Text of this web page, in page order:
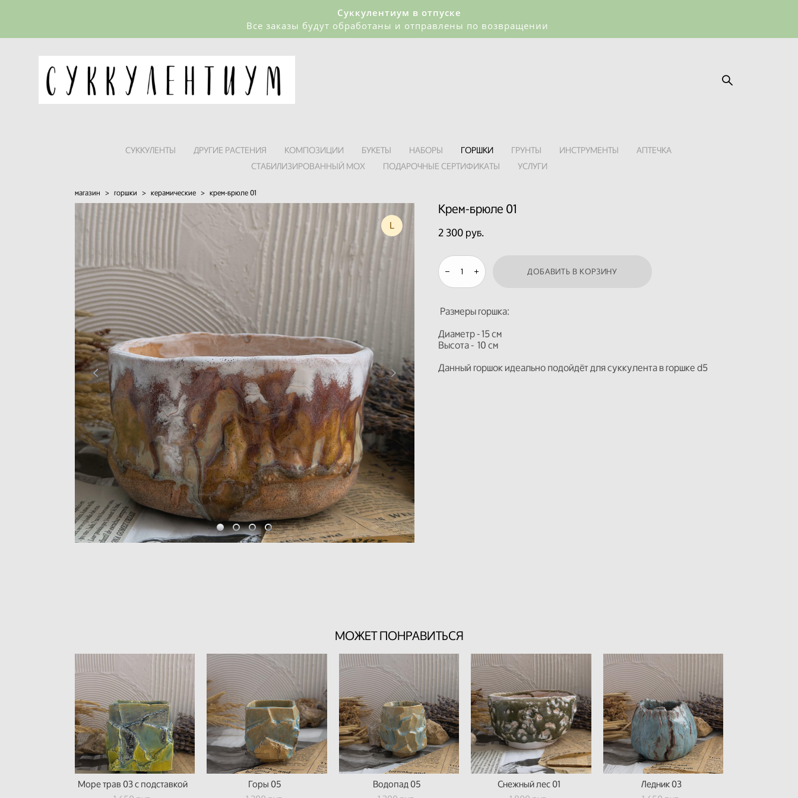
Суккулентиум в отпуске
Все заказы будут обработаны и отправлены по возвращении
СУККУЛЕНТЫ ДРУГИЕ РАСТЕНИЯ КОМПОЗИЦИИ БУКЕТЫ НАБОРЫ ГОРШКИ ГРУНТЫ ИНСТРУМЕНТЫ
АПТЕЧКА
СТАБИЛИЗИРОВАННЫЙ МОХ
ПОДАРОЧНЫЕ СЕРТИФИКАТЫ УСЛУГИ
магазин > горшки > керамические > крем-брюле 01
L
Крем-брюле 01
2 300 pуб.
ДОБАВИТЬ В КОРЗИНУ
Размеры горшка:
Диаметр - 15 см
Высота - 10 см
Данный горшок идеально подойдёт для суккулента в горшке d5
МОЖЕТ ПОНРАВИТЬСЯ
Море трав 03 с подставкой
Горы 05
Водопад 05
Снежный лес 01
Ледник 03